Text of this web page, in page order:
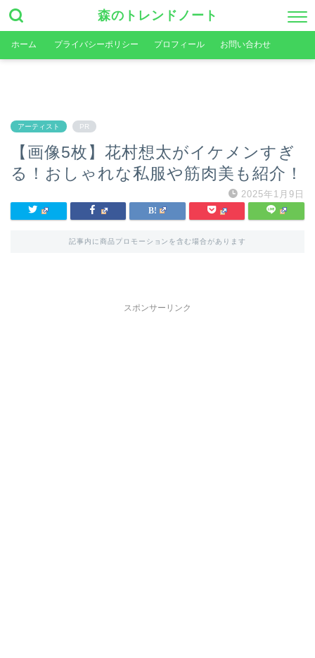
森のトレンドノート
ホーム プライバシーポリシー プロフィール お問い合わせ
アーティスト PR
【画像5枚】花村想太がイケメンすぎ
る！おしゃれな私服や筋肉美も紹介！
2025年1月9日
記事内に商品プロモーションを含む場合があります
スポンサーリンク